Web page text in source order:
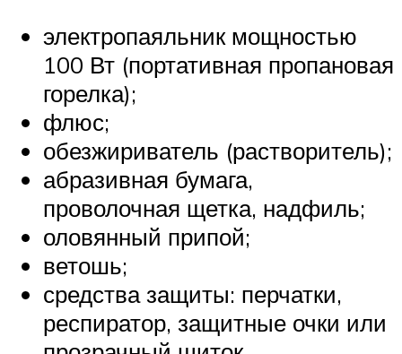
электропаяльник мощностью
100 Вт (портативная пропановая
горелка);
флюс;
обезжириватель (растворитель);
абразивная бумага,
проволочная щетка, надфиль;
оловянный припой;
ветошь;
средства защиты: перчатки,
респиратор, защитные очки или